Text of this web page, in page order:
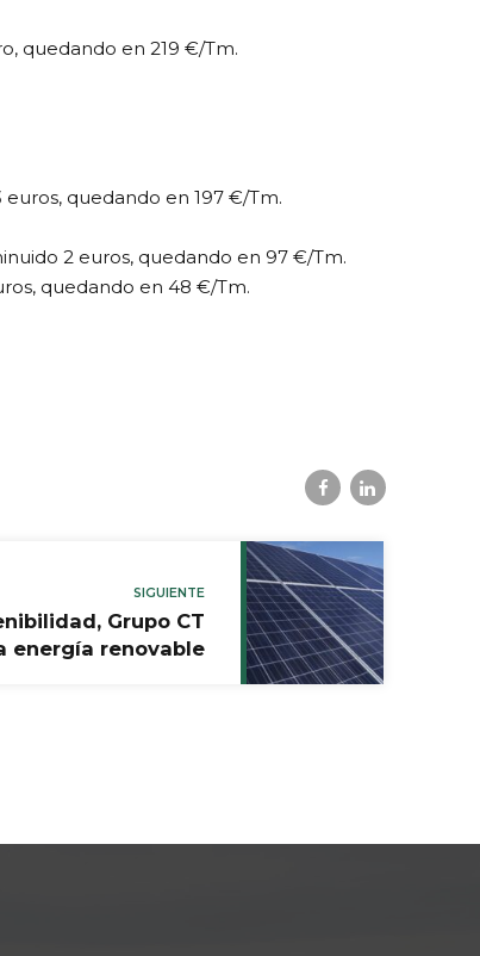
quedando en 219 €/Tm.​
quedando en 197 €/Tm.​
2 euros, quedando en 97 €/Tm.​
quedando en 48 €/Tm.
SIGUIENTE
Grupo CT
energía renovable